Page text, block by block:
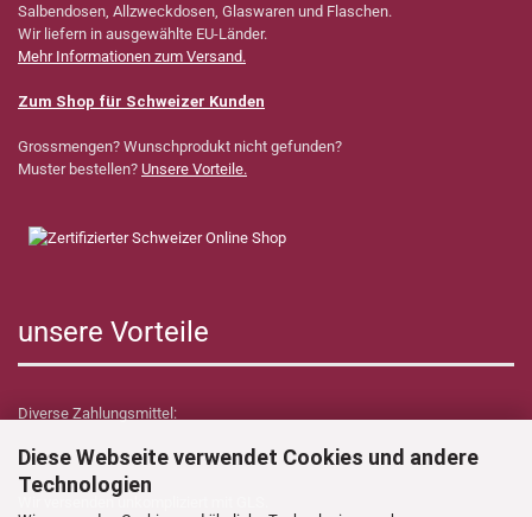
Diese Webseite verwendet Cookies und andere
Technologien
Salbendosen, Allzweckdosen, Glaswaren und Flaschen.
Wir liefern in ausgewählte EU-Länder.
Mehr Informationen zum Versand.
Zum Shop für Schweizer Kunden
Grossmengen? Wunschprodukt nicht gefunden?
Muster bestellen? Unsere Vorteile.
unsere Vorteile
Diverse Zahlungsmittel:
Wir versenden unkompliziert mit GLS.